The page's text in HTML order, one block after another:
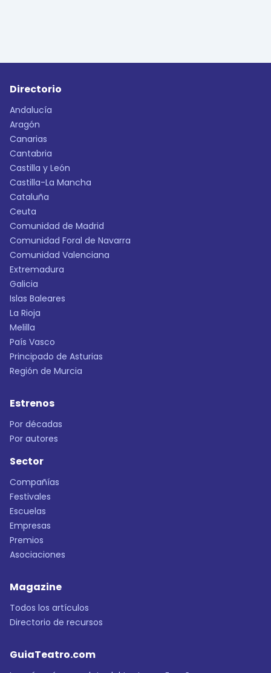
Directorio
Andalucía
Aragón
Canarias
Cantabria
Castilla y León
Castilla-La Mancha
Cataluña
Ceuta
Comunidad de Madrid
Comunidad Foral de Navarra
Comunidad Valenciana
Extremadura
Galicia
Islas Baleares
La Rioja
Melilla
País Vasco
Principado de Asturias
Región de Murcia
Estrenos
Por décadas
Por autores
Sector
Compañías
Festivales
Escuelas
Empresas
Premios
Asociaciones
Magazine
Todos los artículos
Directorio de recursos
GuiaTeatro.com